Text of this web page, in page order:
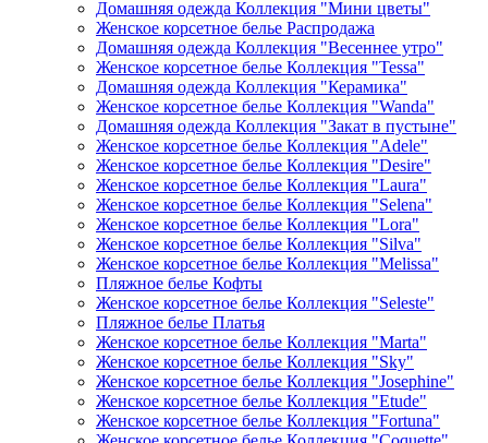
Домашняя одежда Коллекция "Мини цветы"
Женское корсетное белье Распродажа
Домашняя одежда Коллекция "Весеннее утро"
Женское корсетное белье Коллекция "Tessa"
Домашняя одежда Коллекция "Керамика"
Женское корсетное белье Коллекция "Wanda"
Домашняя одежда Коллекция "Закат в пустыне"
Женское корсетное белье Коллекция "Adele"
Женское корсетное белье Коллекция "Desire"
Женское корсетное белье Коллекция "Laura"
Женское корсетное белье Коллекция "Selena"
Женское корсетное белье Коллекция "Lora"
Женское корсетное белье Коллекция "Silva"
Женское корсетное белье Коллекция "Melissa"
Пляжное белье Кофты
Женское корсетное белье Коллекция "Seleste"
Пляжное белье Платья
Женское корсетное белье Коллекция "Marta"
Женское корсетное белье Коллекция "Sky"
Женское корсетное белье Коллекция "Josephine"
Женское корсетное белье Коллекция "Etude"
Женское корсетное белье Коллекция "Fortuna"